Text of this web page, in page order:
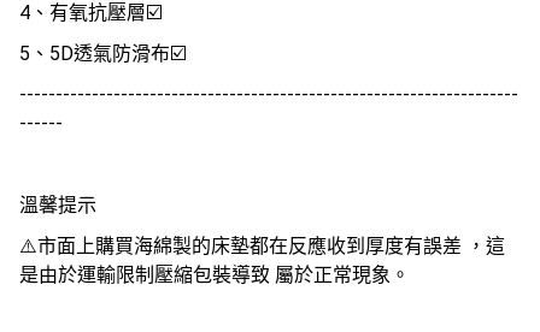
4、有氧抗壓層☑️
5、5D透氣防滑布☑️
---------------------------------------------------------------------
------
溫馨提示
⚠️市面上購買海綿製的床墊都在反應收到厚度有誤差 ，這
是由於運輸限制壓縮包裝導致 屬於正常現象。